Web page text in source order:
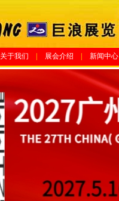
关于我们 展会介绍 新闻中心